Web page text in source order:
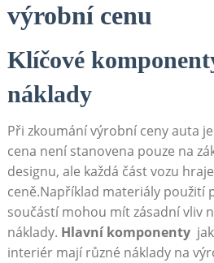
výrobní cenu
Klíčové
‌náklady
Při zkoumání výrobní ceny auta
cena není stanovena pouze na
designu, ⁤ale každá část vozu
ceně.Například materiály použití
součástí mohou mít zásadní vliv
náklady.‍ Hlavní komponenty
interiér mají⁤ různé náklady‌ na